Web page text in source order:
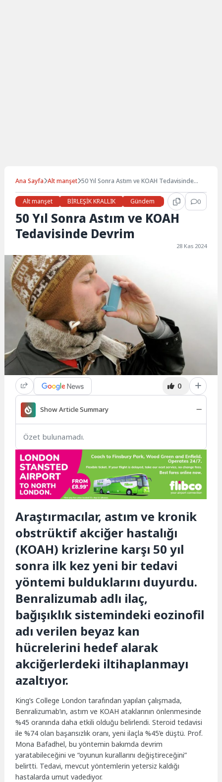
Ana Sayfa Alt manşet 50 Yıl Sonra Astım ve KOAH Tedavisinde
Alt manşet
BİRLEŞİK KRALLIK Gündem Haberler 0
50 Yıl Sonra Astım ve KOAH
Tedavisinde Devrim
28 Kas 2024
0
Show Article Summary
Özet bulunamadı.
Araştırmacılar, astım ve kronik
obstrüktif akciğer hastalığı
(KOAH) krizlerine karşı 50 yıl
sonra ilk kez yeni bir tedavi
yöntemi bulduklarını duyurdu.
Benralizumab adlı ilaç,
bağışıklık sistemindeki eozinofil
adı verilen beyaz kan
hücrelerini hedef alarak
akciğerlerdeki iltihaplanmayı
azaltıyor.
King’s College London tarafından yapılan çalışmada,
Benralizumab’ın, astım ve KOAH ataklarının önlenmesinde
%45 oranında daha etkili olduğu belirlendi. Steroid tedavisi
ile %74 olan başarısızlık oranı, yeni ilaçla %45’e düştü. Prof.
Mona Bafadhel, bu yöntemin bakımda devrim
yaratabileceğini ve “oyunun kurallarını değiştireceğini”
belirtti. Tedavi, mevcut yöntemlerin yetersiz kaldığı
hastalarda umut vadediyor.